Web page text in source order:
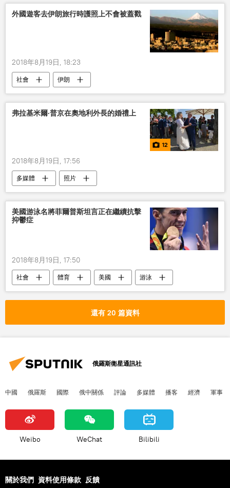
外國遊客去伊朗旅行時護照上不會被蓋戳
2018年8月19日, 18:23
社會 伊朗
弗拉基米爾·普京在奧地利外長的婚禮上
12
2018年8月19日, 17:56
多媒體 照片
美國游泳名將菲爾普斯坦言正在繼續抗擊
抑鬱症
2018年8月19日, 17:50
社會 體育 美國
游泳
冠軍
抑鬱症
還有 20 篇資料
俄羅斯衛星通訊社
中國 俄羅斯 國際 俄中關係 評論 多媒體 播客 經濟 軍事
Weibo WeChat Bilibili
關於我們 資料使用條款 反饋